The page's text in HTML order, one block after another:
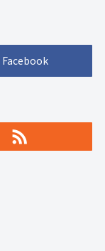
Facebook